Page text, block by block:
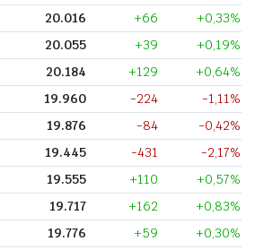
20.016 +66
+0,33%
20.055 +39
+0,19%
20.184 +129
+0,64%
19.960 -224
-1,11%
19.876 -84 -0,42%
19.445 -431
-2,17%
19.555 +110
+0,57%
19.717 +162
+0,83%
19.776 +59
+0,30%